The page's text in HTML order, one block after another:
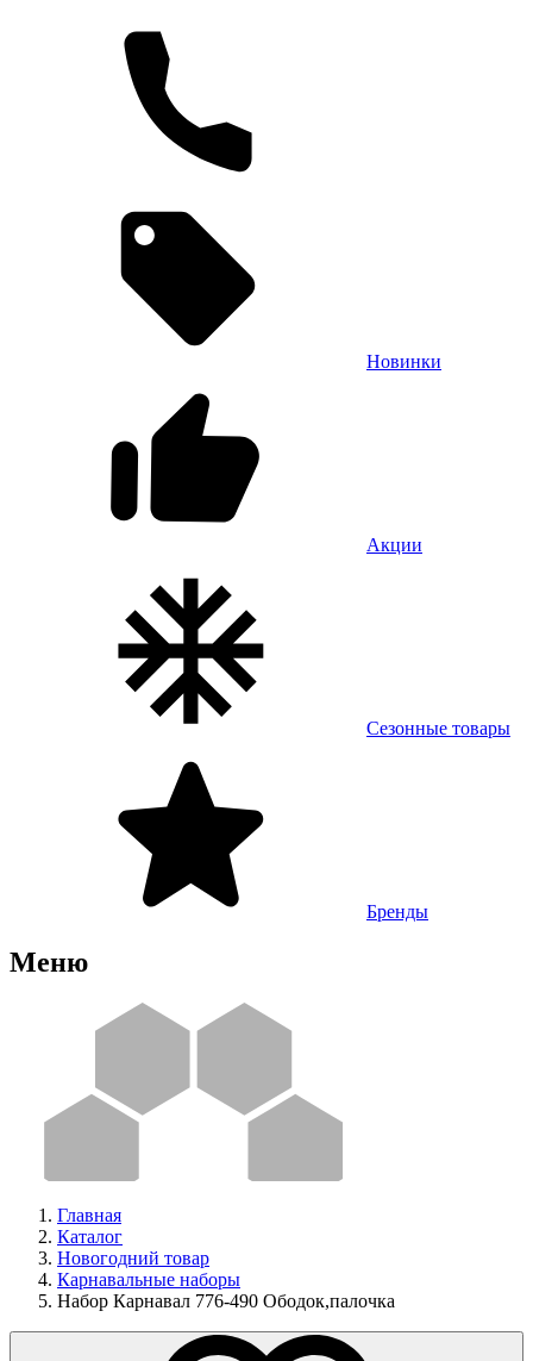
Новинки
Акции
Сезонные товары
Бренды
Меню
Главная
Каталог
Новогодний товар
Карнавальные наборы
Набор Карнавал 776-490 Ободок,палочка